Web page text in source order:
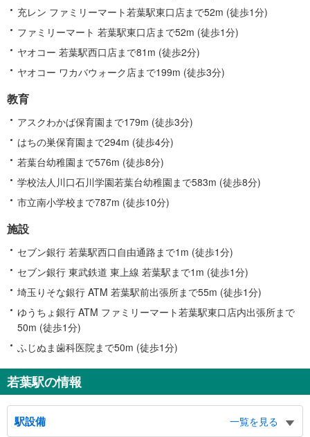
充レン ファミリーマート若葉駅東口店まで52m (徒歩1分)
ファミリーマート 若葉駅東口店まで52m (徒歩1分)
ヤオコー 若葉駅西口店まで81m (徒歩2分)
ヤオコー ワカバウォーク店まで199m (徒歩3分)
教育
アスクわかば保育園まで179m (徒歩3分)
はちの巣保育園まで294m (徒歩4分)
若葉台幼稚園まで576m (徒歩8分)
学校法人川口石川学園若葉台幼稚園まで583m (徒歩8分)
市立南小学校まで787m (徒歩10分)
施設
セブン銀行 若葉駅西口自由通路まで1m (徒歩1分)
セブン銀行 東武鉄道 東上線 若葉駅まで1m (徒歩1分)
埼玉りそな銀行 ATM 若葉駅前出張所まで55m (徒歩1分)
ゆうちょ銀行 ATM ファミリーマート若葉駅東口店内出張所まで
50m (徒歩1分)
ふじぬま歯科医院まで50m (徒歩1分)
若葉駅の情報
駅設備
一覧を見る